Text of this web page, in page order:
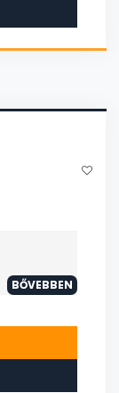
BŐVEBBEN